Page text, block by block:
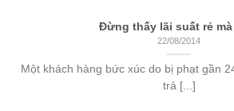
Đừng thấy lãi suất rẻ mà
22/08/2014
Một khách hàng bức xúc do bị phạt gần
trả [...]